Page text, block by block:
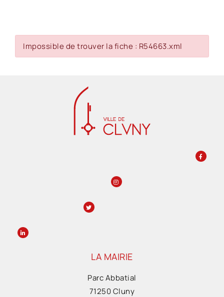
Impossible de trouver la fiche : R54663.xml
LA MAIRIE
Parc Abbatial
71250 Cluny